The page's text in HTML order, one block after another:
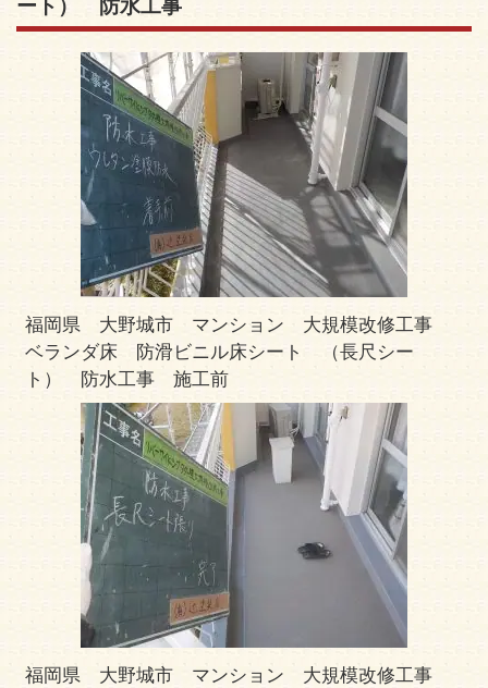
ート） 防水工事
福岡県 大野城市 マンション 大規模改修工事
ベランダ床 防滑ビニル床シート （長尺シー
ト） 防水工事 施工前
福岡県 大野城市 マンション 大規模改修工事